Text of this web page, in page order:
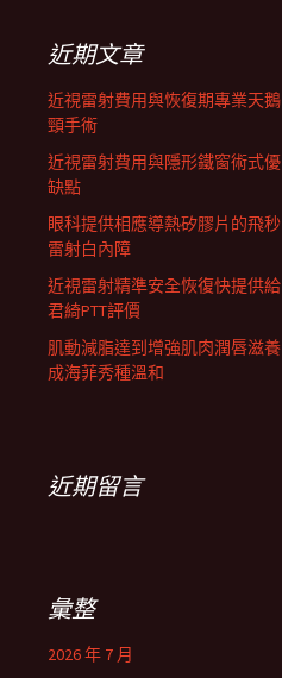
列近期文章
近視雷射費用與恢復期專業天鵝
頸手術
近視雷射費用與隱形鐵窗術式優
缺點
眼科提供相應導熱矽膠片的飛秒
雷射白內障
近視雷射精準安全恢復快提供給
君綺PTT評價
肌動減脂達到增強肌肉潤唇滋養
成海菲秀種溫和
近期留言
彙整
2026 年 7 月